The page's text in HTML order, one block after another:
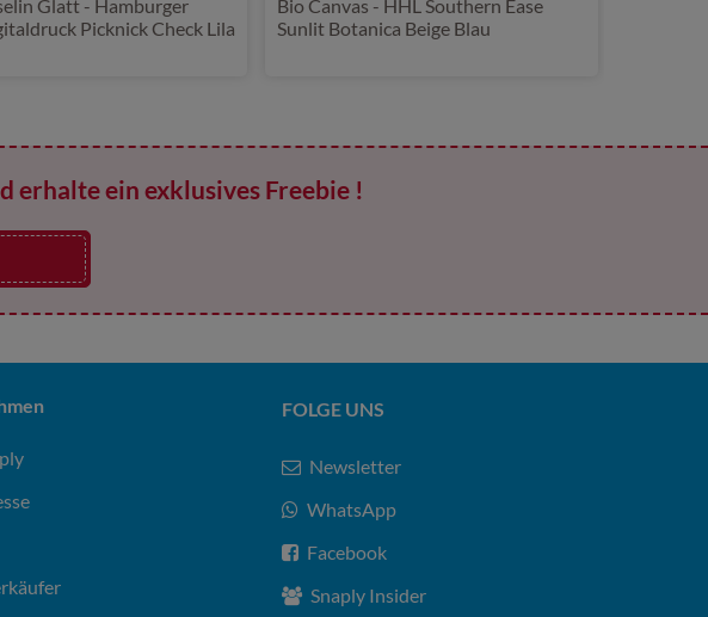
Glatt - Hamburger
Picknick Check Lila
Bio Canvas - HHL Southern Ease
Sunlit Botanica Beige Blau
erhalte ein exklusives Freebie !
FOLGE UNS
Newsletter
WhatsApp
Facebook
Snaply Insider